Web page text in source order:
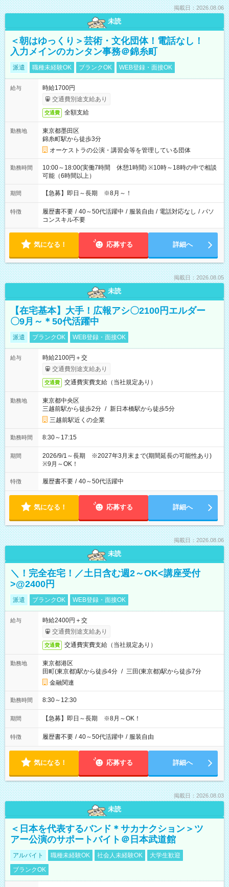
掲載日：2026.08.06
未読
＜朝はゆっくり＞芸術・文化団体！電話なし！
入力メインのカンタン事務＠錦糸町
派遣 職種未経験OK ブランクOK WEB登録・面接OK
給与
時給1700円
交通費別途支給あり
交通費 全額支給
勤務地
東京都墨田区
錦糸町駅から徒歩3分
オーケストラの公演・講習会等を管理している団体
勤務時間
10:00～18:00(実働7時間 休憩1時間) ※10時～18時の中で相談
可能（6時間以上）
期間 【急募】即日～長期 ※8月～！
特徴 履歴書不要 / 40～50代活躍中 / 服装自由 / 電話対応なし / パソ
コンスキル不要
気になる！ 応募する 詳細へ
掲載日：2026.08.05
未読
【在宅基本】大手！広報アシ〇2100円エルダー
〇9月～＊50代活躍中
派遣 ブランクOK WEB登録・面接OK
給与
時給2100円＋交
交通費別途支給あり
交通費 交通費実費支給（当社規定あり）
勤務地
東京都中央区
三越前駅から徒歩2分 / 新日本橋駅から徒歩5分
三越前駅近くの企業
勤務時間 8:30～17:15
期間
2026/9/1～長期 ※2027年3月末まで(期間延長の可能性あり)
※9月～OK！
特徴 履歴書不要 / 40～50代活躍中
気になる！ 応募する 詳細へ
掲載日：2026.08.06
未読
＼！完全在宅！／土日含む週2～OK<講座受付
>@2400円
派遣 ブランクOK WEB登録・面接OK
給与
時給2400円＋交
交通費別途支給あり
交通費 交通費実費支給（当社規定あり）
勤務地
東京都港区
田町(東京都)駅から徒歩4分 / 三田(東京都)駅から徒歩7分
金融関連
勤務時間 8:30～12:30
期間 【急募】即日～長期 ※8月～OK！
特徴 履歴書不要 / 40～50代活躍中 / 服装自由
気になる！ 応募する 詳細へ
掲載日：2026.08.03
未読
＜日本を代表するバンド＊サカナクション＞ツ
アー公演のサポートバイト＠日本武道館
アルバイト 職種未経験OK 社会人未経験OK
大学生歓迎
ブランクOK